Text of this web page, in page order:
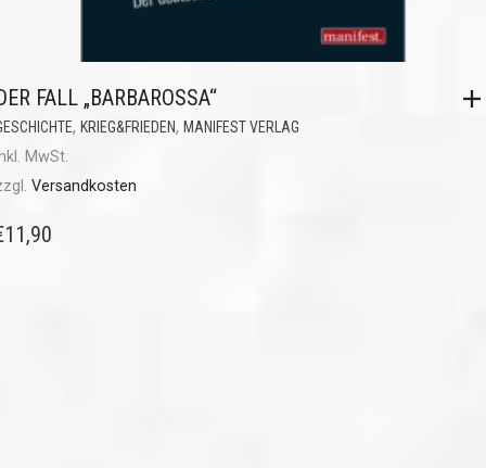
FALL „BARBAROSSA“
, KRIEG&FRIEDEN, MANIFEST VERLAG
MwSt.
Versandkosten
11,90